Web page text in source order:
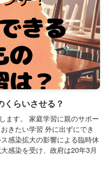
らいさせる？
ます。 家庭学習に親のサポー
きたい学習 外に出ずにでき
感染拡大の影響による臨時休
感染を受け、政府は20年3月